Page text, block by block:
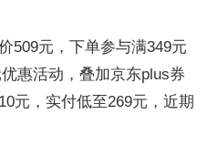
509元，下单参与满349元
惠活动，叠加京东plus券
元，实付低至269元，近期